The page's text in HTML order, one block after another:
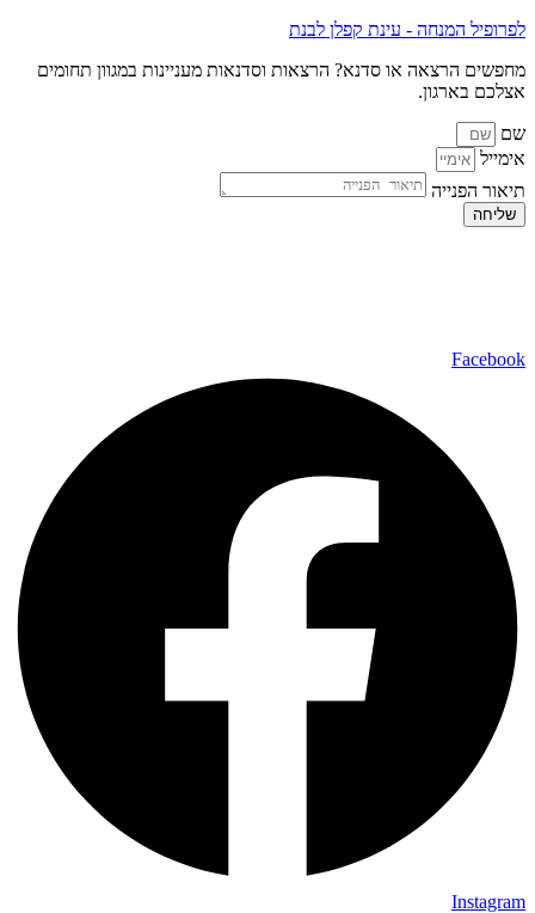
לפרופיל המנחה - עינת קפלן לבנת
מחפשים הרצאה או סדנא? הרצאות וסדנאות מעניינות במגוון תחומים
אצלכם בארגון.
שם
אימייל
תיאור הפנייה
שליחה
Facebook
Instagram